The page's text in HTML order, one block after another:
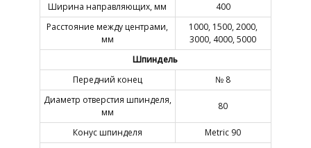
Ширина направляющих, мм
400
Расстояние между центрами,
мм
1000, 1500, 2000,
3000, 4000, 5000
Шпиндель
Передний конец
№ 8
Диаметр отверстия шпинделя,
мм
80
Конус шпинделя
Metric 90